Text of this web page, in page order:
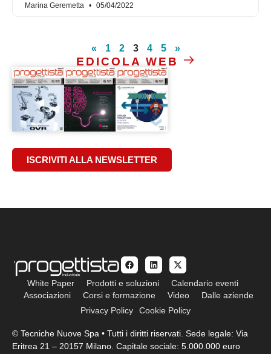
Marina Geremetta 05/04/2022
« 1 2 3 4 5 »
EDICOLA WEB
ISCRIVITI ALLA NEWSLETTER
White Paper Prodotti e soluzioni
Calendario eventi
Associazioni
Corsi e formazione Video
Dalle aziende
Privacy Policy
Cookie Policy
© Tecniche Nuove Spa • Tutti i diritti riservati. Sede legale: Via
Eritrea 21 – 20157 Milano. Capitale sociale: 5.000.000 euro